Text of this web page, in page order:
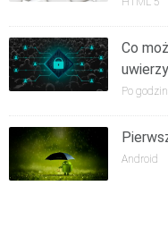
Co
Po
Android